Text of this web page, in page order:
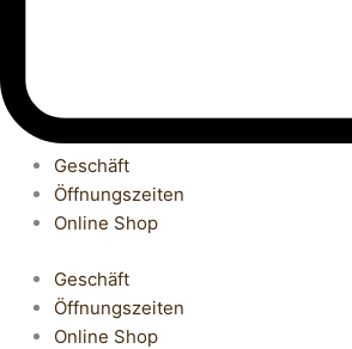
Geschäft
Öffnungszeiten
Online Shop
Geschäft
Öffnungszeiten
Online Shop